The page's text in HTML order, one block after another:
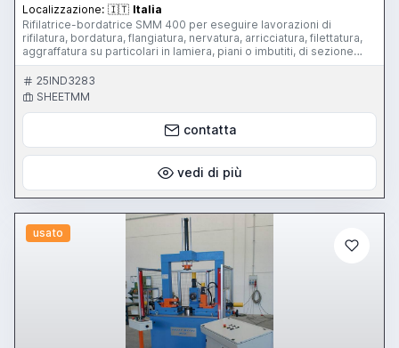
Localizzazione: 🇮🇹 Italia
Rifilatrice-bordatrice SMM 400 per eseguire lavorazioni di
rifilatura, bordatura, flangiatura, nervatura, arricciatura, filettatura,
aggraffatura su particolari in lamiera, piani o imbutiti, di sezione
circolare o poligonale con diametro / diagonale max di 400 mm.
25IND3283
SHEETMM
contatta
vedi di più
usato